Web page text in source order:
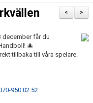
>
<
december får du
🎄
tillbaka till våra spelare.
950 02 52